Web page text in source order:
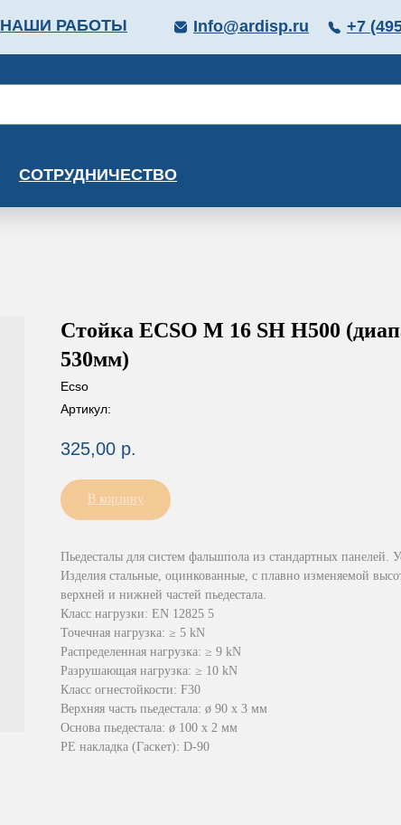
НАШИ РАБОТЫ +7
Info@ardisp.ru
СОТРУДНИЧЕСТВО
Стойка ECSO M 16 SH H500
530мм)
Ecso
Артикул:
325,00 р.
В корзину
Пьедесталы для систем фальшпола из стандартных панелей.
Изделия стальные, оцинкованные, с плавно изменяемой
верхней и нижней частей пьедестала.
Класс нагрузки: EN 12825 5
Точечная нагрузка: ≥ 5 kN
Распределенная нагрузка: ≥ 9 kN
Разрушающая нагрузка: ≥ 10 kN
Класс огнестойкости: F30
Верхняя часть пьедестала: ø 90 х 3 мм
Основа пьедестала: ø 100 х 2 мм
PE накладка (Гаскет): D-90